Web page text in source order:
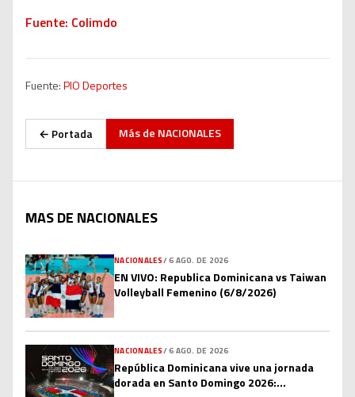
Fuente: Colimdo
Fuente:PIO Deportes
← Portada Más de NACIONALES
MAS DE NACIONALES
NACIONALES/6 AGO. DE 2026
EN VIVO: Republica Dominicana vs Taiwan
Volleyball Femenino (6/8/2026)
NACIONALES/6 AGO. DE 2026
República Dominicana vive una jornada
dorada en Santo Domingo 2026: